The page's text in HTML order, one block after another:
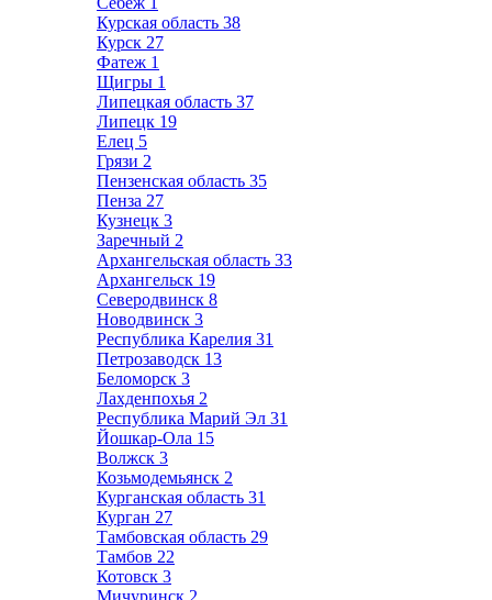
Курская область 38
Курск 27
Фатеж 1
Щигры 1
Липецкая область 37
Липецк 19
Елец 5
Грязи 2
Пензенская область 35
Пенза 27
Кузнецк 3
Заречный 2
Архангельская область 33
Архангельск 19
Северодвинск 8
Новодвинск 3
Республика Карелия 31
Петрозаводск 13
Беломорск 3
Лахденпохья 2
Республика Марий Эл 31
Йошкар-Ола 15
Волжск 3
Козьмодемьянск 2
Курганская область 31
Курган 27
Тамбовская область 29
Тамбов 22
Котовск 3
Мичуринск 2